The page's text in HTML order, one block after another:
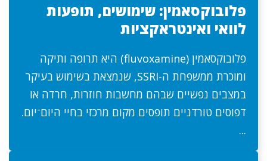
פלובוקסאמין: שימושים, תופעות
לוואי ואינטראקציות
פלובוקסאמין (fluvoxamine) היא תרופה ותיקה
ומוכרת ממשפחת ה-SSRI, שנמצאת בשימוש בעיקר
במצבים נפשיים שבהם מחשבות חוזרות, חרדה או
דפוסים טורדניים תופסים מקום מרכזי בחיי היום־יום.
...